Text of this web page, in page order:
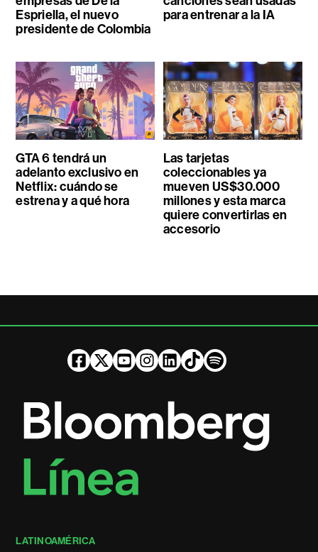
Espriella, el nuevo
presidente de Colombia
para entrenar a la IA
GTA 6 tendrá un
adelanto exclusivo en
Netflix: cuándo se
estrena y a qué hora
Las tarjetas
coleccionables ya
mueven US$30.000
millones y esta marca
quiere convertirlas en
accesorio
LATINOAMÉRICA